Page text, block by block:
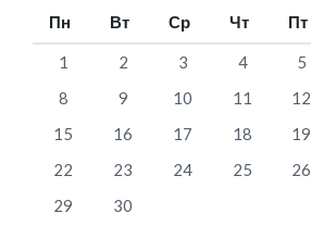
Пн Вт Ср Чт Пт
1 2 3 4 5
8
9 10 11 12
15
16 17 18 19
22
23 24 25 26
29
30